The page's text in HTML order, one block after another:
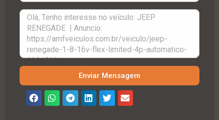
Enviar Mensagem